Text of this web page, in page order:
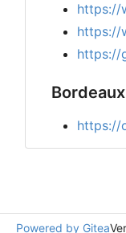
https://
https://
https://
Bordeaux
https://
Powered by Gitea